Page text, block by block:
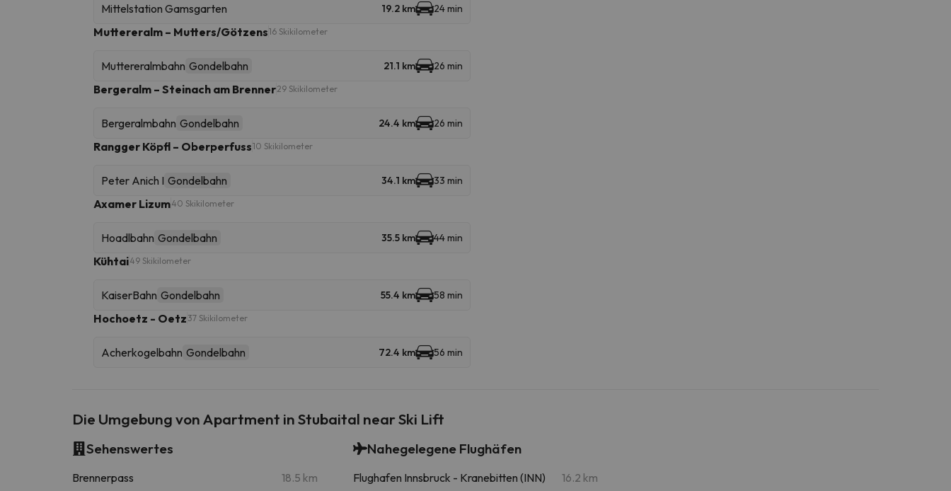
Mittelstation Gamsgarten 19.2 km 24 min
Muttereralm – Mutters/Götzens16 Skikilometer
Muttereralmbahn Gondelbahn 21.1 km 26 min
Bergeralm – Steinach am Brenner29 Skikilometer
Bergeralmbahn Gondelbahn 24.4 km 26 min
Rangger Köpfl – Oberperfuss10 Skikilometer
Peter Anich I Gondelbahn 34.1 km 33 min
Axamer Lizum40 Skikilometer
Hoadlbahn Gondelbahn 35.5 km 44 min
Kühtai49 Skikilometer
KaiserBahn Gondelbahn 55.4 km 58 min
Hochoetz - Oetz 37 Skikilometer
Acherkogelbahn Gondelbahn 72.4 km 56 min
Die Umgebung von Apartment in Stubaital near Ski Lift
Sehenswertes
Brennerpass 18.5 km
Nahegelegene Flughäfen
Flughafen Innsbruck - Kranebitten (INN) 16.2 km